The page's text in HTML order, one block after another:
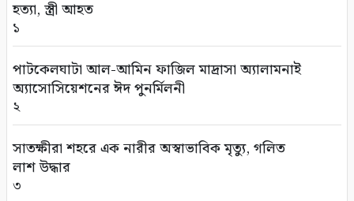
৫
গণঅভ্যুত্থানের দ্বিতীয় বর্ষপূর্তি উপলক্ষে সাতক্ষীরায়
বিএনপির র‌্যালি ও আলোচনা সভা
৬
সাতক্ষীরায় ছাত্রশিবিরের ম্যারাথন র‌্যালি
৭
সাতক্ষীরায় জুলাই গণঅভ্যুত্থানের শহীদ পরিবার ও
হত্যা, স্ত্রী আহত
১
পাটকেলঘাটা আল-আমিন ফাজিল মাদ্রাসা অ্যালামনাই
অ্যাসোসিয়েশনের ঈদ পুনর্মিলনী
২
সাতক্ষীরা শহরে এক নারীর অস্বাভাবিক মৃত্যু, গলিত
লাশ উদ্ধার
৩